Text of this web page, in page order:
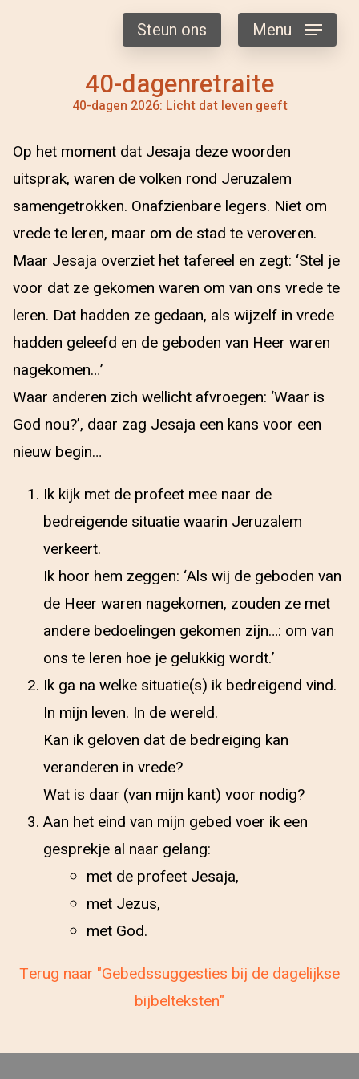
40-dagenretraite
40-dagen 2026: Licht dat leven geeft
Steun ons Menu
Op het moment dat Jesaja deze woorden
uitsprak, waren de volken rond Jeruzalem
samengetrokken. Onafzienbare legers. Niet om
vrede te leren, maar om de stad te veroveren.
Maar Jesaja overziet het tafereel en zegt: ‘Stel je
voor dat ze gekomen waren om van ons vrede te
leren. Dat hadden ze gedaan, als wijzelf in vrede
hadden geleefd en de geboden van Heer waren
nagekomen…’
Waar anderen zich wellicht afvroegen: ‘Waar is
God nou?’, daar zag Jesaja een kans voor een
nieuw begin…
Ik kijk met de profeet mee naar de
bedreigende situatie waarin Jeruzalem
verkeert.
Ik hoor hem zeggen: ‘Als wij de geboden van
de Heer waren nagekomen, zouden ze met
andere bedoelingen gekomen zijn…: om van
ons te leren hoe je gelukkig wordt.’
Ik ga na welke situatie(s) ik bedreigend vind.
In mijn leven. In de wereld.
Kan ik geloven dat de bedreiging kan
veranderen in vrede?
Wat is daar (van mijn kant) voor nodig?
Aan het eind van mijn gebed voer ik een
gesprekje al naar gelang:
met de profeet Jesaja,
met Jezus,
met God.
Terug naar "Gebedssuggesties bij de dagelijkse
bijbelteksten"